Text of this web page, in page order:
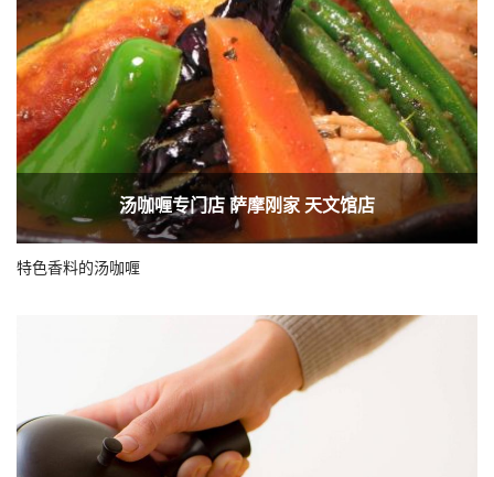
汤咖喱专门店 萨摩刚家 天文馆店
特色香料的汤咖喱